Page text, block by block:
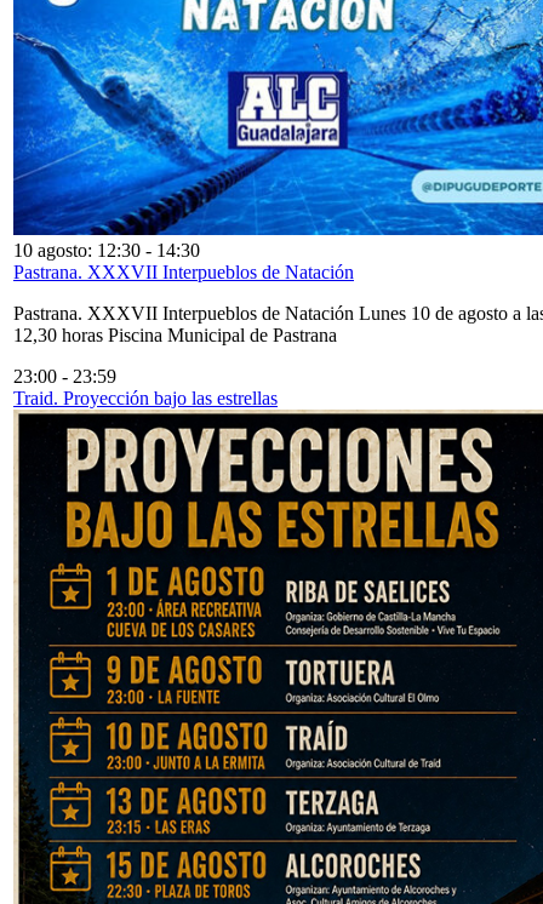
10 agosto: 12:30 - 14:30
Pastrana. XXXVII Interpueblos de Natación
Pastrana. XXXVII Interpueblos de Natación Lunes 10 de agosto a
12,30 horas Piscina Municipal de Pastrana
23:00 - 23:59
Traid. Proyección bajo las estrellas